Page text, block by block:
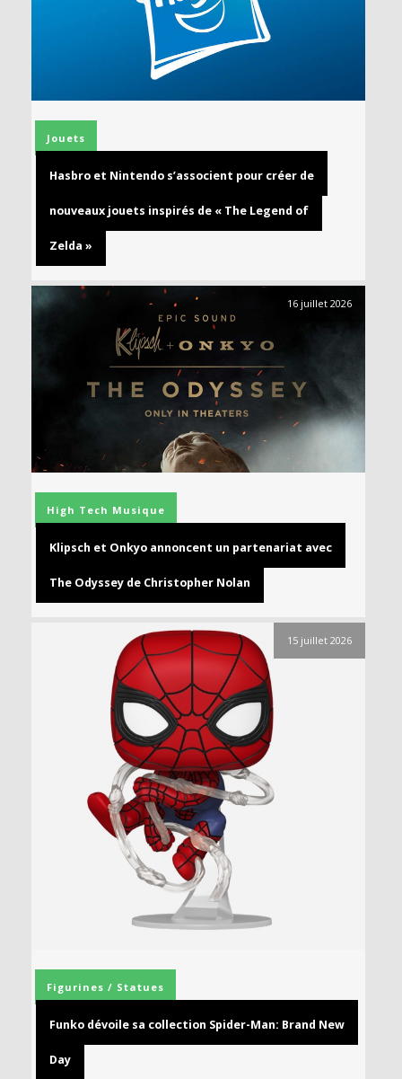
Jouets
Hasbro et Nintendo s’associent pour créer de
nouveaux jouets inspirés de « The Legend of
Zelda »
16 juillet 2026
High Tech Musique
Klipsch et Onkyo annoncent un partenariat avec
The Odyssey de Christopher Nolan
15 juillet 2026
Figurines / Statues
Funko dévoile sa collection Spider-Man: Brand New
Day